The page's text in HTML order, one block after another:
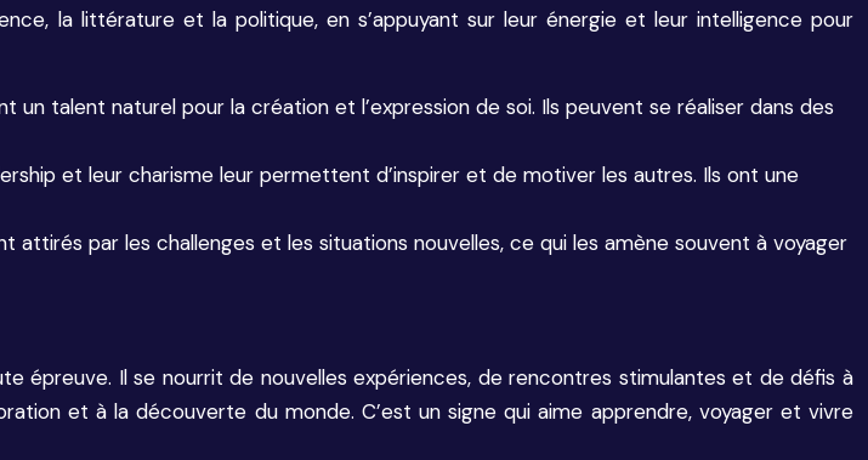
la littérature et la politique, en s’appuyant sur leur énergie et leur intelligence pour
un talent naturel pour la création et l’expression de soi. Ils peuvent se réaliser dans des
et leur charisme leur permettent d’inspirer et de motiver les autres. Ils ont une
attirés par les challenges et les situations nouvelles, ce qui les amène souvent à voyager
épreuve. Il se nourrit de nouvelles expériences, de rencontres stimulantes et de défis à
et à la découverte du monde. C’est un signe qui aime apprendre, voyager et vivre